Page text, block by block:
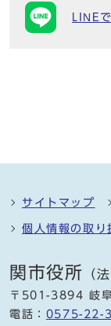
LINE
サイトマップ
個人情報の取り
関市役所 （
〒501-3894 岐
電話： 0575-22-